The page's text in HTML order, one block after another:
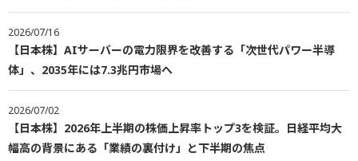
2026/07/16
【日本株】AIサーバーの電力限界を改善する「次世代パワー半導
体」、2035年には7.3兆円市場へ
2026/07/02
【日本株】2026年上半期の株価上昇率トップ3を検証。日経平均大
幅高の背景にある「業績の裏付け」と下半期の焦点